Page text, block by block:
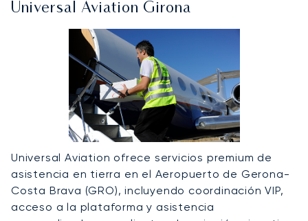
Universal Aviation Girona
Universal Aviation ofrece servicios premium de
asistencia en tierra en el Aeropuerto de Gerona-
Costa Brava (GRO), incluyendo coordinación VIP,
acceso a la plataforma y asistencia